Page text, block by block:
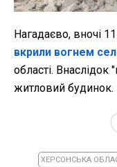
Нагадаєво, вночі
вкрили вогнем
області.
житловий будинок.
ХЕРСОНСЬКА